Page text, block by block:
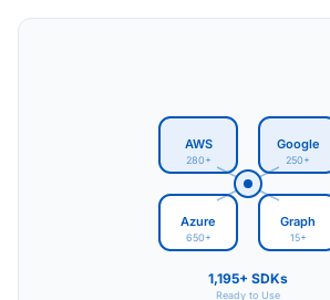
AWS
280+
Google
250+
Azure
650+
Graph
15+
1,195+ SDKs
Ready to Use